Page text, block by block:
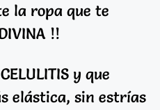
la ropa que te
!!
y que
elástica, sin estrías